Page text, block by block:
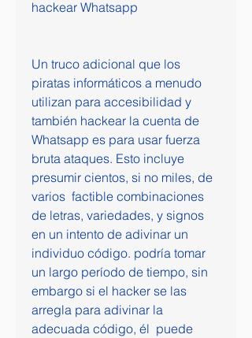
hackear Whatsapp
Un truco adicional que los
piratas informáticos a menudo
utilizan para accesibilidad y
también hackear la cuenta de
Whatsapp es para usar fuerza
bruta ataques. Esto incluye
presumir cientos, si no miles, de
varios  factible combinaciones
de letras, variedades, y signos
en un intento de adivinar un
individuo código. podría tomar
un largo período de tiempo, sin
embargo si el hacker se las
arregla para adivinar la
adecuada código, él  puede